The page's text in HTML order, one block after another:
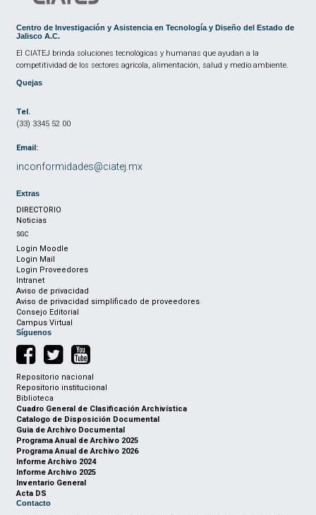
Centro de Investigación y Asistencia en Tecnología y Diseño del Estado de
Jalisco A.C.
El CIATEJ brinda soluciones tecnológicas y humanas que ayudan a la
competitividad de los sectores agrícola, alimentación, salud y medio ambiente.
Quejas
Tel.
(33) 3345 52 00
Email:
inconformidades@ciatej.mx
Extras
DIRECTORIO
Noticias
SGC
Login Moodle
Login Mail
Login Proveedores
Intranet
Aviso de privacidad
Aviso de privacidad simplificado de proveedores
Consejo Editorial
Campus Virtual
Síguenos
Repositorio nacional
Repositorio institucional
Biblioteca
Cuadro General de Clasificación Archivística
Catalogo de Disposición Documental
Guia de Archivo Documental
Programa Anual de Archivo 2025
Programa Anual de Archivo 2026
Informe Archivo 2024
Informe Archivo 2025
Inventario General
Acta DS
Contacto